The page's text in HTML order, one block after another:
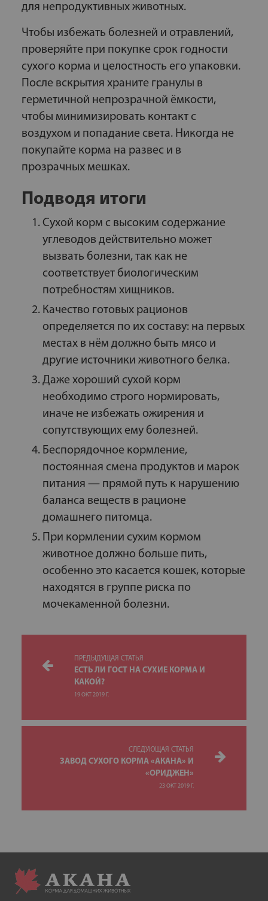
для непродуктивных животных.
Чтобы избежать болезней и отравлений,
проверяйте при покупке срок годности
сухого корма и целостность его упаковки.
После вскрытия храните гранулы в
герметичной непрозрачной ёмкости,
чтобы минимизировать контакт с
воздухом и попадание света. Никогда не
покупайте корма на развес и в
прозрачных мешках.
Подводя итоги
Сухой корм с высоким содержание
углеводов действительно может
вызвать болезни, так как не
соответствует биологическим
потребностям хищников.
Качество готовых рационов
определяется по их составу: на первых
местах в нём должно быть мясо и
другие источники животного белка.
Даже хороший сухой корм
необходимо строго нормировать,
иначе не избежать ожирения и
сопутствующих ему болезней.
Беспорядочное кормление,
постоянная смена продуктов и марок
питания — прямой путь к нарушению
баланса веществ в рационе
домашнего питомца.
При кормлении сухим кормом
животное должно больше пить,
особенно это касается кошек, которые
находятся в группе риска по
мочекаменной болезни.
ПРЕДЫДУЩАЯ СТАТЬЯ
ЕСТЬ ЛИ ГОСТ НА СУХИЕ КОРМА И
КАКОЙ?
19 ОКТ 2019 Г.
СЛЕДУЮЩАЯ СТАТЬЯ
ЗАВОД СУХОГО КОРМА «АКАНА» И
«ОРИДЖЕН»
23 ОКТ 2019 Г.